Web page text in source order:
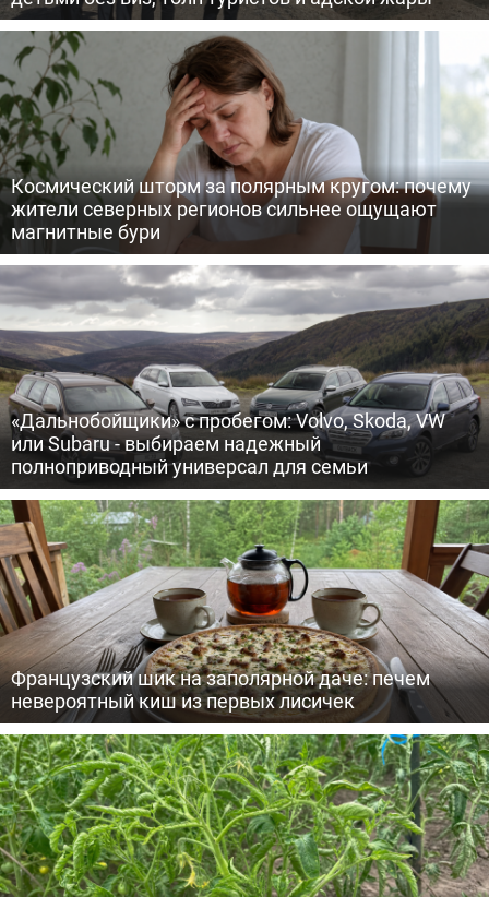
Космический шторм за полярным кругом: почему
жители северных регионов сильнее ощущают
магнитные бури
«Дальнобойщики» с пробегом: Volvo, Skoda, VW
или Subaru - выбираем надежный
полноприводный универсал для семьи
Французский шик на заполярной даче: печем
невероятный киш из первых лисичек